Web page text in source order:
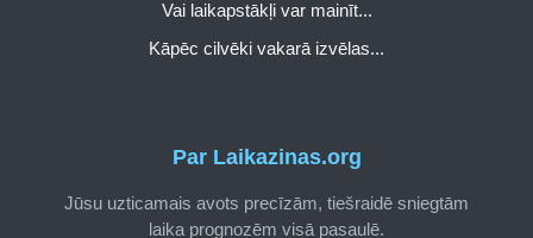
Par Laikazinas.org
Jūsu uzticamais avots precīzām, tiešraidē sniegtām
laika prognozēm visā pasaulē.
Vai laikapstākļi var mainīt...
Kāpēc cilvēki vakarā izvēlas...